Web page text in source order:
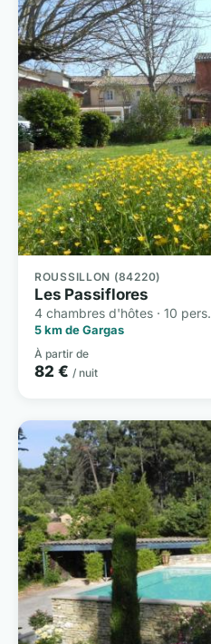
ROUSSILLON (84220)
Les Passiflores
4 chambres d'hôtes · 10 pers.
5 km de Gargas
À partir de
82 € / nuit